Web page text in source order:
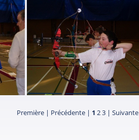
HPIM1020
Première | Précédente | 1 23 | Suivante